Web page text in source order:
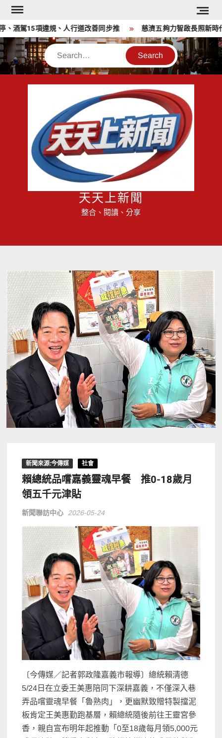
Skip
content
駕15項違規、人行道改善同步推 慈濟五夠力智啟長照新時代
Search
天天上新聞
整合、閱讀、分享
新聞來源:今傳媒 社會
賴總統品嚐嘉義靈魂早餐 推0-18歲月
領五千元津貼
新聞聯訪中心 2026-05-24
〔今傳媒／記者郭政隆嘉義市報導〕總統賴清德
5/24日在立委王美惠陪同下深耕嘉義，不僅深入巷
弄品嚐靈魂早餐「魯熟肉」，更幽默致贈特製擋泥
板肯定王美惠勤跑基層，賴總統隨後前往王靈宮參
香，親自宣布明年起推動「0至18歲每月領5,000元